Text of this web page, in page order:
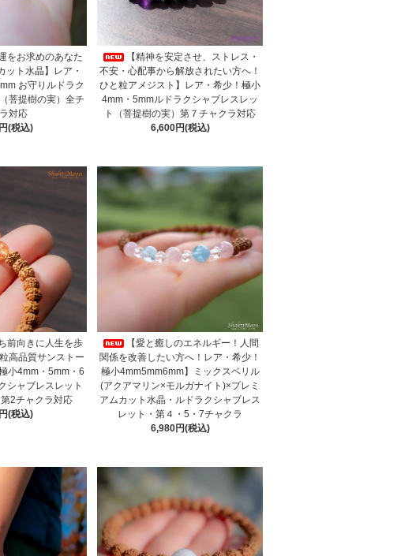
をお求めのあなた
ット水晶】レア・
お守りルドラク
菩提樹の実）全チ
対応
(税込)
【精神を安定させ、ストレス・
不安・心配事から解放されたい方へ！
ひと粒アメジスト】レア・希少！極小
4mm・5mmルドラクシャブレスレッ
ト（菩提樹の実）第７チャクラ対応
6,600円(税込)
前向きに人生を歩
高品質サンストー
小4mm・5mm・6
シャブレスレット
第2チャクラ対応
(税込)
【愛と癒しのエネルギー！人間
関係を改善したい方へ！レア・希少！
極小4mm5mm6mm】ミックスベリル
(アクアマリン×モルガナイト)×プレミ
アムカット水晶・ルドラクシャブレス
レット・第４・5・7チャクラ
6,980円(税込)